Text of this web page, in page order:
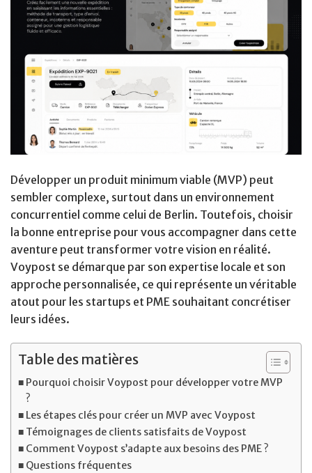
Développer un produit minimum viable (MVP) peut
sembler complexe, surtout dans un environnement
concurrentiel comme celui de Berlin. Toutefois, choisir
la bonne entreprise pour vous accompagner dans cette
aventure peut transformer votre vision en réalité.
Voypost se démarque par son expertise locale et son
approche personnalisée, ce qui représente un véritable
atout pour les startups et PME souhaitant concrétiser
leurs idées.
Table des matières
Pourquoi choisir Voypost pour développer votre MVP
?
Les étapes clés pour créer un MVP avec Voypost
Témoignages de clients satisfaits de Voypost
Comment Voypost s’adapte aux besoins des PME ?
Questions fréquentes